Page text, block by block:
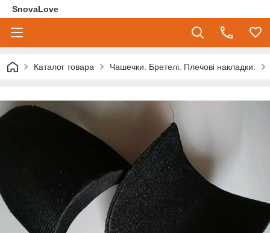
SnovaLove
Каталог товара Чашечки. Бретелі. Плечові накладки.